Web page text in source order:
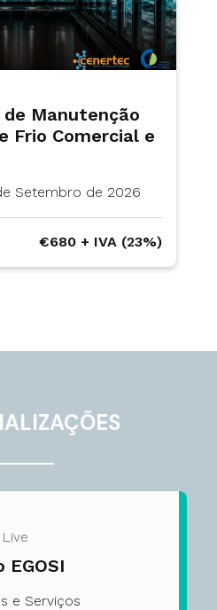
de Manutenção
Frio Comercial e
Setembro de 2026
€680 + IVA (23%)
EGOSI
e Serviços